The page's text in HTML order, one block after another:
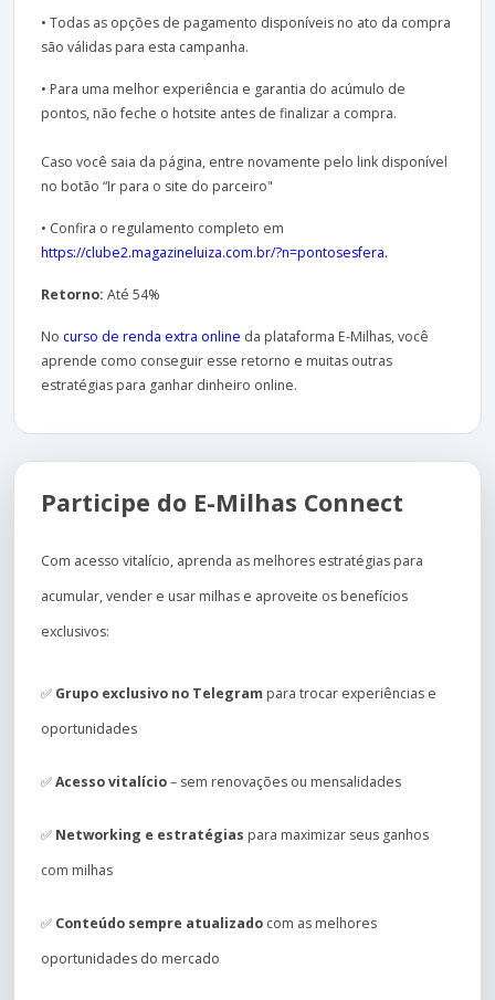
• Todas as opções de pagamento disponíveis no ato da compra
são válidas para esta campanha.
• Para uma melhor experiência e garantia do acúmulo de
pontos, não feche o hotsite antes de finalizar a compra.
Caso você saia da página, entre novamente pelo link disponível
no botão “Ir para o site do parceiro"
• Confira o regulamento completo em
https://clube2.magazineluiza.com.br/?n=pontosesfera.
Retorno: Até 54%
No curso de renda extra online da plataforma E-Milhas, você
aprende como conseguir esse retorno e muitas outras
estratégias para ganhar dinheiro online.
Participe do E-Milhas Connect
Com acesso vitalício, aprenda as melhores estratégias para
acumular, vender e usar milhas e aproveite os benefícios
exclusivos:
✅ Grupo exclusivo no Telegram para trocar experiências e
oportunidades
✅Acesso vitalício– sem renovações ou mensalidades
✅ Networking e estratégias para maximizar seus ganhos
com milhas
✅ Conteúdo sempre atualizado com as melhores
oportunidades do mercado